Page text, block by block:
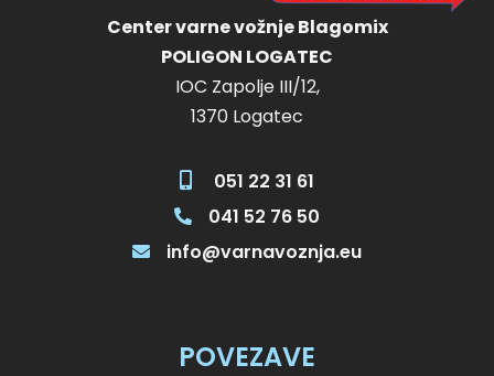
Center varne vožnje Blagomix
POLIGON LOGATEC
IOC Zapolje III/12,
1370 Logatec
051 22 31 61
041 52 76 50
info@varnavoznja.eu
POVEZAVE